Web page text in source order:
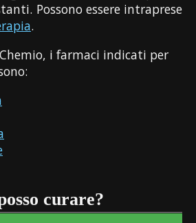
Possono essere intraprese
.
i farmaci indicati per
curare?